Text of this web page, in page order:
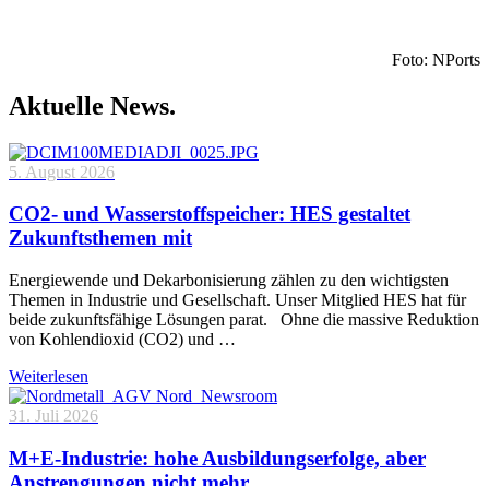
Foto: NPorts
Aktuelle News.
5. August 2026
CO2- und Wasserstoffspeicher: HES gestaltet
Zukunftsthemen mit
Energiewende und Dekarbonisierung zählen zu den wichtigsten
Themen in Industrie und Gesellschaft. Unser Mitglied HES hat für
beide zukunftsfähige Lösungen parat. Ohne die massive Reduktion
von Kohlendioxid (CO2) und …
Weiterlesen
31. Juli 2026
M+E-Industrie: hohe Ausbildungserfolge, aber